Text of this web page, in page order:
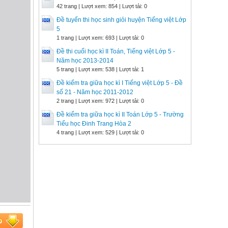
42 trang | Lượt xem: 854 | Lượt tải: 0
Đề tuyển thi học sinh giỏi huyện Tiếng việt Lớp
5
1 trang | Lượt xem: 693 | Lượt tải: 0
Đề thi cuối học kì II Toán, Tiếng việt Lớp 5 -
Năm học 2013-2014
5 trang | Lượt xem: 538 | Lượt tải: 1
Đề kiểm tra giữa học kì I Tiếng việt Lớp 5 - Đề
số 21 - Năm học 2011-2012
2 trang | Lượt xem: 972 | Lượt tải: 0
Đề kiểm tra giữa học kì II Toán Lớp 5 - Trường
Tiểu học Đinh Trang Hòa 2
4 trang | Lượt xem: 529 | Lượt tải: 0